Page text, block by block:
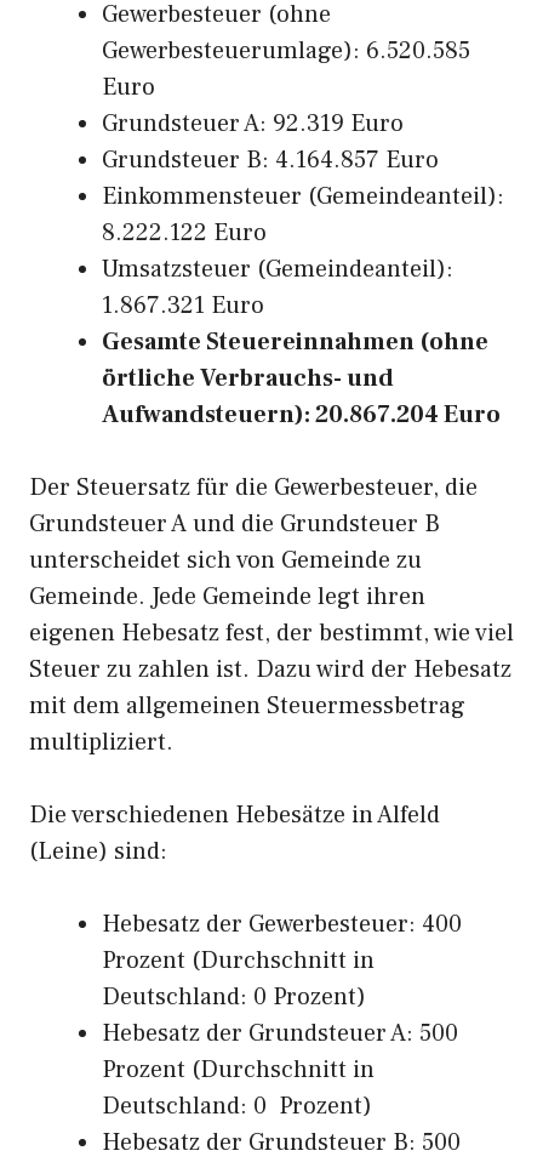
Gewerbesteuer (ohne
Gewerbesteuerumlage): 6.520.585
Euro
Grundsteuer A: 92.319 Euro
Grundsteuer B: 4.164.857 Euro
Einkommensteuer (Gemeindeanteil):
8.222.122 Euro
Umsatzsteuer (Gemeindeanteil):
1.867.321 Euro
Gesamte Steuereinnahmen (ohne
örtliche Verbrauchs- und
Aufwandsteuern): 20.867.204 Euro
Der Steuersatz für die Gewerbesteuer, die
Grundsteuer A und die Grundsteuer B
unterscheidet sich von Gemeinde zu
Gemeinde. Jede Gemeinde legt ihren
eigenen Hebesatz fest, der bestimmt, wie viel
Steuer zu zahlen ist. Dazu wird der Hebesatz
mit dem allgemeinen Steuermessbetrag
multipliziert.
Die verschiedenen Hebesätze in Alfeld
(Leine) sind:
Hebesatz der Gewerbesteuer: 400
Prozent (Durchschnitt in
Deutschland: 0 Prozent)
Hebesatz der Grundsteuer A: 500
Prozent (Durchschnitt in
Deutschland: 0 Prozent)
Hebesatz der Grundsteuer B: 500